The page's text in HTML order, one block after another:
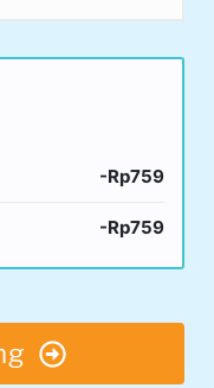
-Rp759
-Rp759